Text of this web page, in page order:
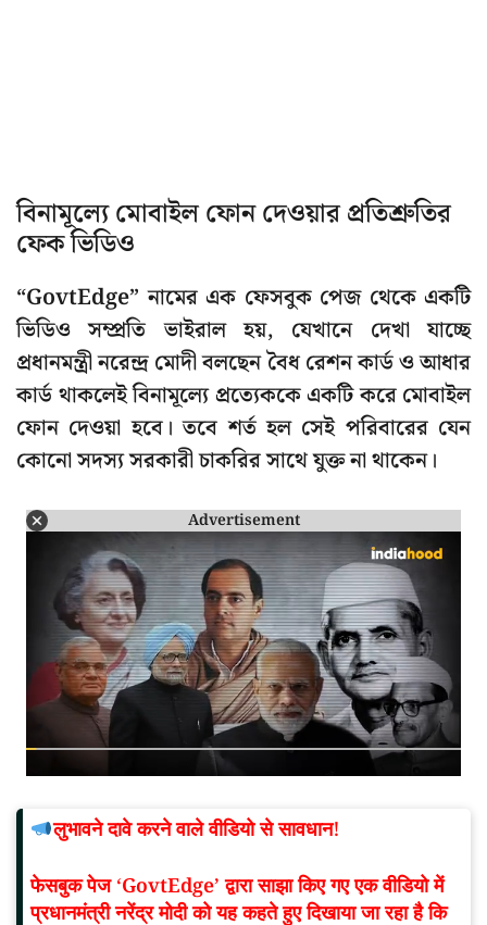
বিনামূল্যে মোবাইল ফোন দেওয়ার প্রতিশ্রুতির
ফেক ভিডিও
“GovtEdge” নামের এক ফেসবুক পেজ থেকে একটি
ভিডিও সম্প্রতি ভাইরাল হয়, যেখানে দেখা যাচ্ছে
প্রধানমন্ত্রী নরেন্দ্র মোদী বলছেন বৈধ রেশন কার্ড ও আধার
কার্ড থাকলেই বিনামূল্যে প্রত্যেককে একটি করে মোবাইল
ফোন দেওয়া হবে। তবে শর্ত হল সেই পরিবারের যেন
কোনো সদস্য সরকারী চাকরির সাথে যুক্ত না থাকেন।
Advertisement
लुभावने दावे करने वाले वीडियो से सावधान!
फेसबुक पेज ‘GovtEdge’ द्वारा साझा किए गए एक वीडियो में
प्रधानमंत्री नरेंद्र मोदी को यह कहते हुए दिखाया जा रहा है कि